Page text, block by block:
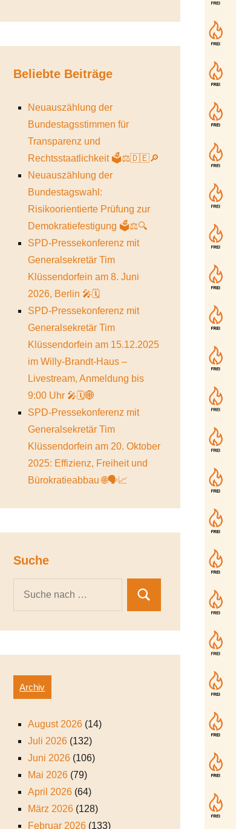
Beliebte Beiträge
Neuauszählung der
Bundestagsstimmen für
Transparenz und
Rechtsstaatlichkeit 🗳️⚖️🇩🇪🔎
Neuauszählung der
Bundestagswahl:
Risikoorientierte Prüfung zur
Demokratiefestigung 🗳️⚖️🔍
SPD-Pressekonferenz mit
Generalsekretär Tim
Klüssendorfein am 8. Juni
2026, Berlin 🎤🗓️
SPD-Pressekonferenz mit
Generalsekretär Tim
Klüssendorfein am 15.12.2025
im Willy-Brandt-Haus –
Livestream, Anmeldung bis
9:00 Uhr 🎤🗓️🌐
SPD-Pressekonferenz mit
Generalsekretär Tim
Klüssendorfein am 20. Oktober
2025: Effizienz, Freiheit und
Bürokratieabbau 🌐🗣️📈
Suche
Archiv
August 2026 (14)
Juli 2026 (132)
Juni 2026 (106)
Mai 2026 (79)
April 2026 (64)
März 2026 (128)
Februar 2026 (133)